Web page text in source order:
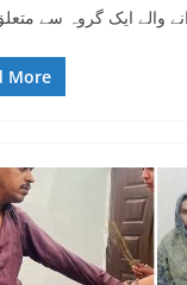
والے ایک گروہ سے
More